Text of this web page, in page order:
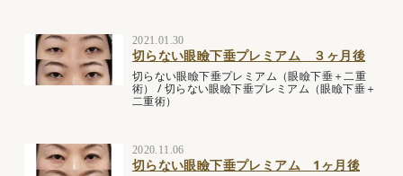
2021.01.30
切らない眼瞼下垂プレミアム ３ヶ月後
切らない眼瞼下垂プレミアム（眼瞼下垂＋二重
術）
/切らない眼瞼下垂プレミアム（眼瞼下垂＋
二重術）
2020.11.06
切らない眼瞼下垂プレミアム 1ヶ月後